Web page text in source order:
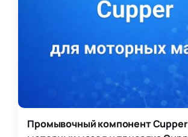
Промывочный компонент